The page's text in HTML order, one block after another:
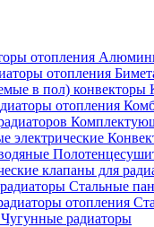
Стальные
Чугунные радиаторы